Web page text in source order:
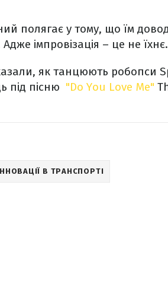
полягає у тому, що їм
імпровізація – це не їхнє.
як танцюють робопси
під пісню "Do You Love Me"
В ТРАНСПОРТІ